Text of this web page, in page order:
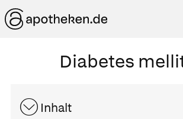
Diabetes
Inhalt